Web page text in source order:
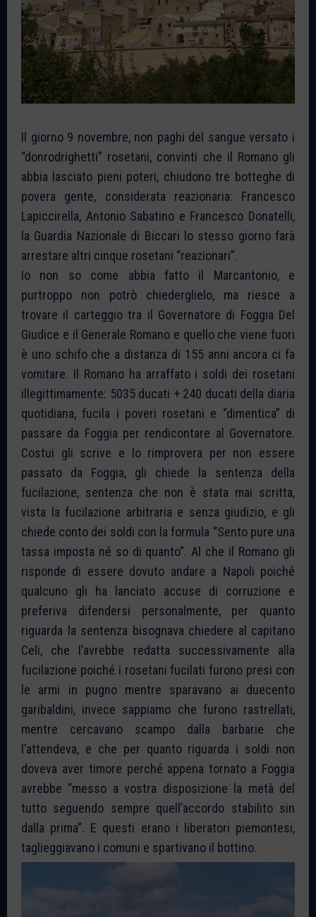
Il giorno 9 novembre, non paghi del sangue versato i
“donrodrighetti” rosetani, convinti che il Romano gli
abbia lasciato pieni poteri, chiudono tre botteghe di
povera gente, considerata reazionaria: Francesco
Lapiccirella, Antonio Sabatino e Francesco Donatelli,
la Guardia Nazionale di Biccari lo stesso giorno farà
arrestare altri cinque rosetani “reazionari”.
Io non so come abbia fatto il Marcantonio, e
purtroppo non potrò chiederglielo, ma riesce a
trovare il carteggio tra il Governatore di Foggia Del
Giudice e il Generale Romano e quello che viene fuori
è uno schifo che a distanza di 155 anni ancora ci fa
vomitare. Il Romano ha arraffato i soldi dei rosetani
illegittimamente: 5035 ducati + 240 ducati della diaria
quotidiana, fucila i poveri rosetani e “dimentica” di
passare da Foggia per rendicontare al Governatore.
Costui gli scrive e lo rimprovera per non essere
passato da Foggia, gli chiede la sentenza della
fucilazione, sentenza che non è stata mai scritta,
vista la fucilazione arbitraria e senza giudizio, e gli
chiede conto dei soldi con la formula “Sento pure una
tassa imposta né so di quanto”. Al che il Romano gli
risponde di essere dovuto andare a Napoli poiché
qualcuno gli ha lanciato accuse di corruzione e
preferiva difendersi personalmente, per quanto
riguarda la sentenza bisognava chiedere al capitano
Celi, che l’avrebbe redatta successivamente alla
fucilazione poiché i rosetani fucilati furono presi con
le armi in pugno mentre sparavano ai duecento
garibaldini, invece sappiamo che furono rastrellati,
mentre cercavano scampo dalla barbarie che
l’attendeva, e che per quanto riguarda i soldi non
doveva aver timore perché appena tornato a Foggia
avrebbe “messo a vostra disposizione la metà del
tutto seguendo sempre quell’accordo stabilito sin
dalla prima”. E questi erano i liberatori piemontesi,
taglieggiavano i comuni e spartivano il bottino.